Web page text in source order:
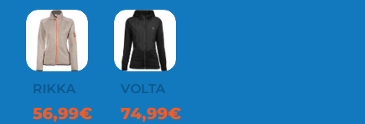
RIKKA
56,99€
VOLTA
74,99€